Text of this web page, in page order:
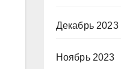
Декабрь 2023
Ноябрь 2023